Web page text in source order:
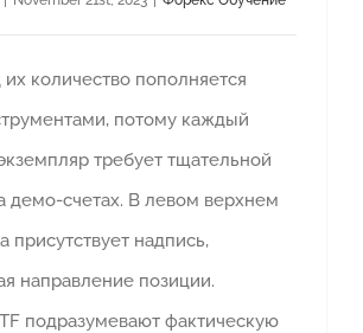
количество пополняется
потому каждый
требует тщательной
демо-счетах. В левом верхнем
присутствует надпись,
направление позиции.
подразумевают фактическую